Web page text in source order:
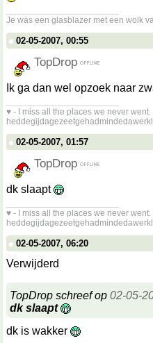
Je was een glasblazer met een wolk
02-05-2007, 00:55
TopDrop
Ik ga dan wel opzoek naar
♥ - I miss all the places we never went.
02-05-2007, 01:57
TopDrop
dk slaapt
♥ - I miss all the places we never went.
02-05-2007, 06:20
Verwijderd
TopDrop schreef op 02-05-
dk slaapt
dk is wakker